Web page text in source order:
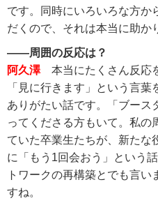
です。同時にいろいろな方か
だくので、それは本当に助か
――周囲の反応は？
阿久澤本当にたくさん反応
「見に行きます」という言葉
ありがたい話です。「ブース
ってくださる方もいて。私の
ていた卒業生たちが、新たな
に「もう1回会おう」という
トワークの再構築とでも言
すね。